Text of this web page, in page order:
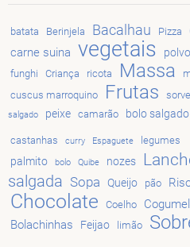
batata Berinjela Bacalhau Pizza
carne suina vegetais polvo
funghi
Criança ricota Massa
cuscus marroquino
Frutas
salgado
peixe camarão bolo salgado
castanhas curry Espaguete legumes
palmito
bolo Quibe nozes
salgada Sopa Queijo pão
Chocolate Coelho
Bolachinhas Feijao limão